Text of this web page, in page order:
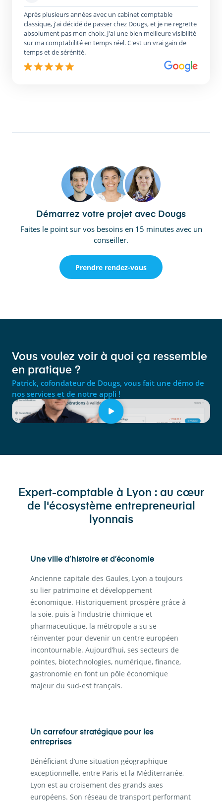
Après plusieurs années avec un cabinet comptable
classique, j'ai décidé de passer chez Dougs, et je ne regrette
absolument pas mon choix. J'ai une bien meilleure visibilité
sur ma comptabilité en temps réel. C'est un vrai gain de
temps et de sérénité.
Démarrez votre projet avec Dougs
Faites le point sur vos besoins en 15 minutes avec un
conseiller.
Prendre rendez-vous
Vous voulez voir à quoi ça ressemble
en pratique ?
Patrick, cofondateur de Dougs, vous fait une démo de
nos services et de notre appli !
Expert-comptable à Lyon : au cœur
de l'écosystème entrepreneurial
lyonnais
Une ville d’histoire et d’économie
Ancienne capitale des Gaules, Lyon a toujours
su lier patrimoine et développement
économique. Historiquement prospère grâce à
la soie, puis à l’industrie chimique et
pharmaceutique, la métropole a su se
réinventer pour devenir un centre européen
incontournable. Aujourd’hui, ses secteurs de
pointes, biotechnologies, numérique, finance,
gastronomie en font un pôle économique
majeur du sud-est français.
Un carrefour stratégique pour les
entreprises
Bénéficiant d’une situation géographique
exceptionnelle, entre Paris et la Méditerranée,
Lyon est au croisement des grands axes
européens. Son réseau de transport performant